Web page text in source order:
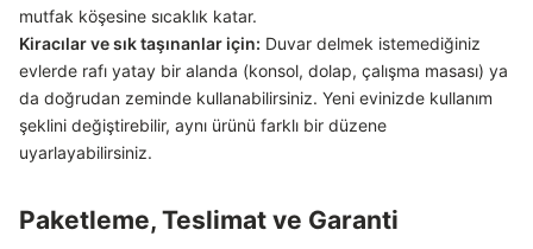
mutfak köşesine sıcaklık katar.
Kiracılar ve sık taşınanlar için: Duvar delmek istemediğiniz
evlerde rafı yatay bir alanda (konsol, dolap, çalışma masası) ya
da doğrudan zeminde kullanabilirsiniz. Yeni evinizde kullanım
şeklini değiştirebilir, aynı ürünü farklı bir düzene
uyarlayabilirsiniz.
Paketleme, Teslimat ve Garanti